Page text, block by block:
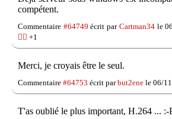
compétent.
Commentaire #64749 écrit par Cartman34le
👎🏽 +1
Merci, je croyais être le seul.
Commentaire #64753 écrit parbut2ene le 06/
T'as oublié le plus important, H.264 ... :-